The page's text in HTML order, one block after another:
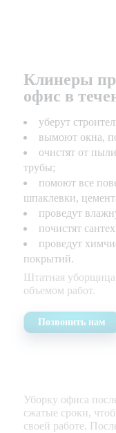
Клинеры
офис в
уберут
вымоют окна,
очистят от
трубы;
помоют все
шпаклевки,
проведут
почистят
проведут
покрытий.
Штатная уборщица
объемом работ.
Позвонить нам
Уборку офиса
сжатые сроки,
своей работе.